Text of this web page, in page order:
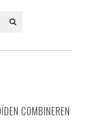
COMBINEREN